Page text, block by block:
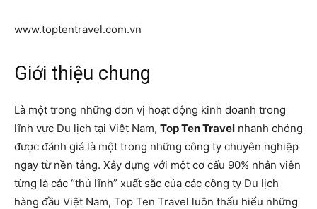
www.toptentravel.com.vn
Giới thiệu chung
Là một trong những đơn vị hoạt động kinh doanh trong
lĩnh vực Du lịch tại Việt Nam, Top Ten Travel nhanh chóng
được đánh giá là một trong những công ty chuyên nghiệp
ngay từ nền tảng. Xây dựng với một cơ cấu 90% nhân viên
từng là các “thủ lĩnh” xuất sắc của các công ty Du lịch
hàng đầu Việt Nam, Top Ten Travel luôn thấu hiểu những